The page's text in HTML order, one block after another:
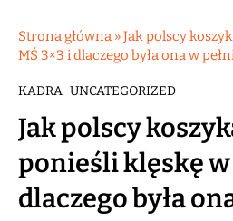
Strona główna »Jak polscy
MŚ 3×3 i dlaczego była ona w
KADRA UNCATEGORIZED
Jak polscy
ponieśli klęskę w
dlaczego była